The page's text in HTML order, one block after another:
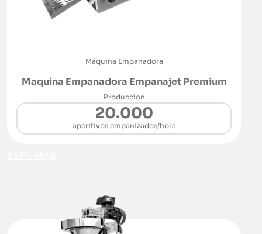
Máquina Empanadora
Maquina Empanadora Empanajet Premium
Produccion
20.000
aperitivos empanizados/hora